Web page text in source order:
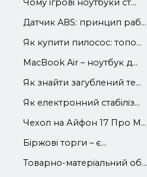
Чому ігрові ноутбуки ст...
Датчик ABS: принцип раб...
Як купити пилосос: топо...
MacBook Air – ноутбук д...
Як знайти загублений те...
Як електронний стабіліз...
Чехол на Айфон 17 Про М...
Біржові торги – є...
Товарно-матеріальний об...